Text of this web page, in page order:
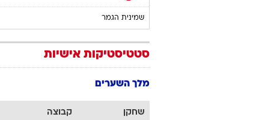
שמינית הגמר
סטטיסטיקות אישיות
מלך השערים
שחקן קבוצה